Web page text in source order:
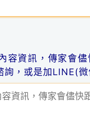
容資訊，傳家會
詢，或是加LINE(微